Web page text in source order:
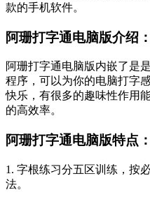
款的手机软件。
阿珊打字通电脑版介绍：
阿珊打字通电脑版内嵌了是
程序，可以为你的电脑打字
快乐，有很多的趣味性作用
的高效率。
阿珊打字通电脑版特点：
1. 字根练习分五区训练，按
法。